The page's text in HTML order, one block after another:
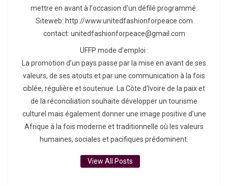
mettre en avant à l'occasion d'un défilé programmé.
Siteweb: http://www.unitedfashionforpeace.com
contact: unitedfashionforpeace@gmail.com
UFFP mode d'emploi :
La promotion d’un pays passe par la mise en avant de ses
valeurs, de ses atouts et par une communication à la fois
ciblée, régulière et soutenue. La Côte d'Ivoire de la paix et
de la réconciliation souhaite développer un tourisme
culturel mais également donner une image positive d’une
Afrique à la fois moderne et traditionnelle où les valeurs
humaines, sociales et pacifiques prédominent.
View All Posts